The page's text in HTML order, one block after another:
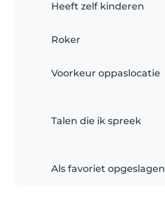
Heeft zelf kinderen
Roker
Voorkeur oppaslocatie
Talen die ik spreek
Als favoriet opgeslagen